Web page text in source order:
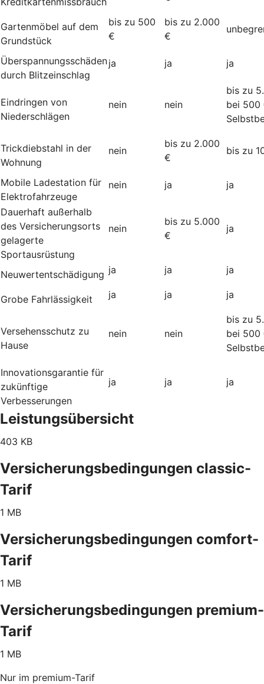
Gartenmöbel auf dem
Grundstück
bis zu 500
€
bis zu 2.000
€
Überspannungsschäden
durch Blitzeinschlag
ja ja ja
Eindringen von
Niederschlägen
nein nein
bis zu
bei 500
Trickdiebstahl in der
Wohnung
nein
bis zu 2.000
€
bis zu
Mobile Ladestation für
Elektrofahrzeuge
nein ja ja
Dauerhaft außerhalb
des Versicherungsorts
gelagerte
Sportausrüstung
nein
bis zu 5.000
€
ja
Neuwertentschädigung ja ja ja
Grobe Fahrlässigkeit ja ja ja
Versehensschutz zu
Hause
nein nein
bis zu
bei 500
Innovationsgarantie für
zukünftige
Verbesserungen
ja ja ja
Leistungsübersicht
403 KB
Versicherungsbedingungen classic-
Tarif
1 MB
Versicherungsbedingungen comfort-
Tarif
1 MB
Versicherungsbedingungen premium-
Tarif
1 MB
Nur im premium-Tarif